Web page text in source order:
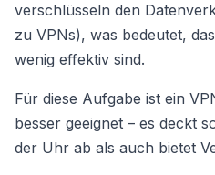
verschlüsseln den
zu VPNs), was bedeutet,
wenig effektiv sind.
Für diese Aufgabe ist ein
besser geeignet – es deckt
der Uhr ab als auch bietet